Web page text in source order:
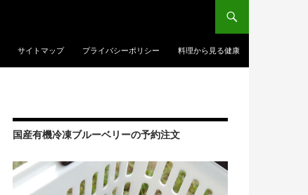
サイトマップ プライバシーポリシー 料理から見る健康
国産有機冷凍ブルーベリーの予約注文